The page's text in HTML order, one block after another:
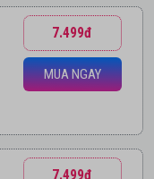
7.499đ
MUA NGAY
7.499đ